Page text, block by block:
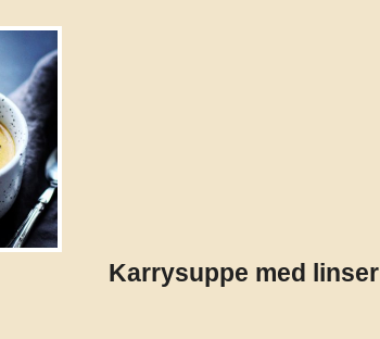
Karrysuppe med linser